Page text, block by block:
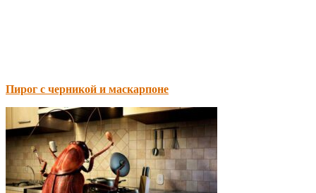
Пирог с черникой и маскарпоне